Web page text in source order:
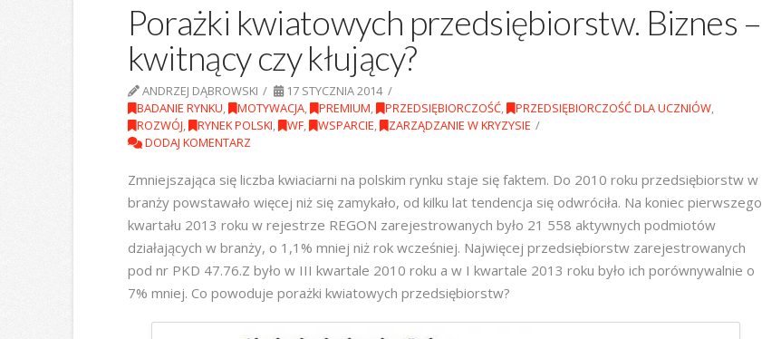
Porażki kwiatowych przedsiębiorstw. Biznes –
kwitnący czy kłujący?
ANDRZEJ DĄBROWSKI
17 STYCZNIA 2014
BADANIE RYNKU, MOTYWACJA, PREMIUM, PRZEDSIĘBIORCZOŚĆ, PRZEDSIĘBIORCZOŚĆ DLA UCZNIÓW,
ROZWÓJ, RYNEK POLSKI, WF, WSPARCIE,
ZARZĄDZANIE W KRYZYSIE
DODAJ KOMENTARZ
Zmniejszająca się liczba kwiaciarni na polskim rynku staje się faktem. Do 2010 roku przedsiębiorstw w
branży powstawało więcej niż się zamykało, od kilku lat tendencja się odwróciła. Na koniec pierwszego
kwartału 2013 roku w rejestrze REGON zarejestrowanych było 21 558 aktywnych podmiotów
działających w branży, o 1,1% mniej niż rok wcześniej. Najwięcej przedsiębiorstw zarejestrowanych
pod nr PKD 47.76.Z było w III kwartale 2010 roku a w I kwartale 2013 roku było ich porównywalnie o
7% mniej. Co powoduje porażki kwiatowych przedsiębiorstw?